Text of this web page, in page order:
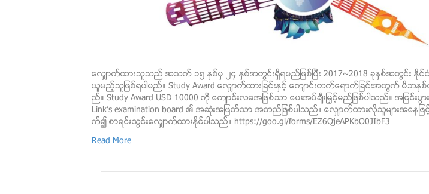
ေလွ်ာက္ထားသူသည္ အသက္ ၁၅ ႏွစ္မွ ၂၄ ႏွစ္အတြင္းရွိရမည္ျဖစ္ၿပီး 2017~2018 ခုႏွစ္အတြင္း ႏို
ယူမည့္သူျဖစ္ရပါမည္။ Study Award ေလွ်ာက္ထားျခင္းႏွင့္ ေက်ာင္းတက္ေရာက္ျခင္းအတြက္ မိဘႏွစ္
ည္။ Study Award USD 10000 ကို ေက်ာင္းလခအျဖစ္သာ ေပးအပ္ခ်ီးျမွင့္မည္ျဖစ္ပါသည္။ အျငင္းပြာ
Link’s examination board ၏ အဆံုးအျဖတ္သာ အတည္ျဖစ္ပါသည္။ ေလ်ွာက္ထားလိုသူမ်ားအေနျဖင့္
က္၍ စာရင္းသြင္းေလ်ွာက္ထားနုိင္ပါသည္။ https://goo.gl/forms/EZ6QjeAPKbO0JIbF3
Read More